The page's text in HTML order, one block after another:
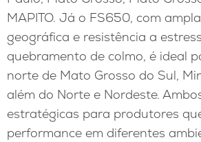
MAPITO. Já o FS650, com
geográfica e resistência a
quebramento de colmo, é ideal
norte de Mato Grosso do Sul,
além do Norte e Nordeste.
estratégicas para produtores
performance em diferentes